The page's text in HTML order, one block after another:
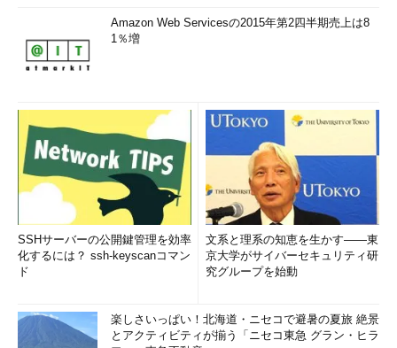
Amazon Web Servicesの2015年第2四半期売上は8
1％増
SSHサーバーの公開鍵管理を効率
化するには？ ssh-keyscanコマン
ド
文系と理系の知恵を生かす――東
京大学がサイバーセキュリティ研
究グループを始動
楽しさいっぱい！北海道・ニセコで避暑の夏旅 絶景
とアクティビティが揃う「ニセコ東急 グラン・ヒラ